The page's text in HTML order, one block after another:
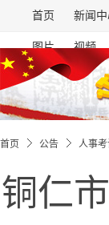
首页 新闻
图片 视频
首页 公告 人事
铜仁